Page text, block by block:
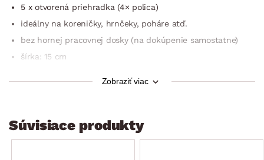
5 x otvorená priehradka (4× polica)
ideálny na koreničky, hrnčeky, poháre atď.
bez hornej pracovnej dosky (na dokúpenie samostatne)
šírka: 15 cm
dodávané v demonte
Zobraziť viac
Súvisiace produkty